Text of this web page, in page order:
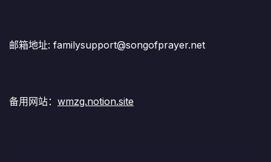
邮箱地址: familysupport@songofprayer.net
备用网站： wmzg.notion.site